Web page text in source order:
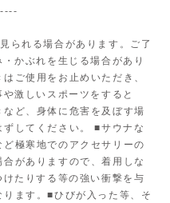
られる場合があります。ご了
かぶれを生じる場合があり
ご使用をお止めいただき、
激しいスポーツをすると
ど、身体に危害を及ぼす場
してください。 ■サウナな
極寒地でのアクセサリーの
がありますので、着用しな
たりする等の強い衝撃を与
ます。■ひびが入った等、そ